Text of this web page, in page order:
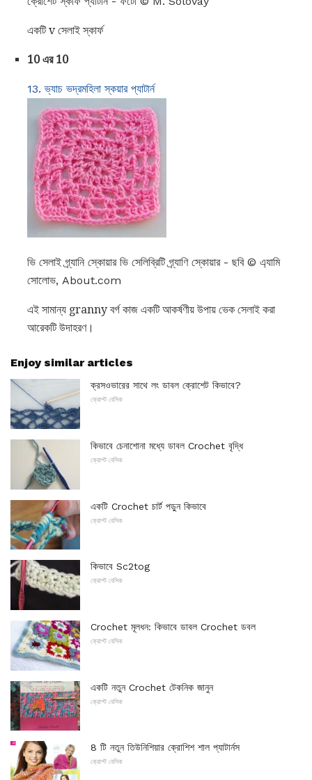
একটি v সেলাই স্কার্ফ
10 এর 10
13. ভ্যাচ ভদ্রমহিলা স্কয়ার প্যাটার্ন
ভি সেলাই গ্র্যানি স্কোয়ার ভি সেলিব্রিটি গ্র্যাণি স্কোয়ার - ছবি © এ্যামি
সোলোভ, About.com
এই সামান্য granny বর্গ কাজ একটি আকর্ষণীয় উপায় ভেক সেলাই করা
আরেকটি উদাহরণ।
Enjoy similar articles
ক্রসওভারের সাথে লং ডাবল ক্রোশেট কিভাবে?
ক্রোশ্ট বেসিক
কিভাবে চেনাশোনা মধ্যে ডাবল Crochet বৃদ্ধি
ক্রোশ্ট বেসিক
একটি Crochet চার্ট পড়ুন কিভাবে
ক্রোশ্ট বেসিক
কিভাবে Sc2tog
ক্রোশ্ট বেসিক
Crochet মূলধন: কিভাবে ডাবল Crochet ডবল
ক্রোশ্ট বেসিক
একটি নতুন Crochet টেকনিক জানুন
ক্রোশ্ট বেসিক
8 টি নতুন তিউনিশিয়ার ক্রোশিশ শাল প্যাটার্নস
ক্রোশ্ট বেসিক